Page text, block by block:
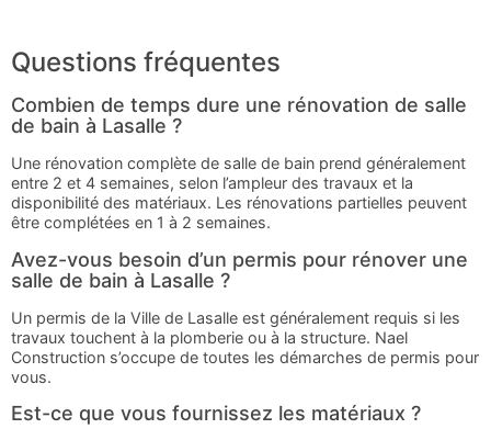
Questions fréquentes
Combien de temps dure une rénovation de salle
de bain à Lasalle ?
Une rénovation complète de salle de bain prend généralement
entre 2 et 4 semaines, selon l’ampleur des travaux et la
disponibilité des matériaux. Les rénovations partielles peuvent
être complétées en 1 à 2 semaines.
Avez-vous besoin d’un permis pour rénover une
salle de bain à Lasalle ?
Un permis de la Ville de Lasalle est généralement requis si les
travaux touchent à la plomberie ou à la structure. Nael
Construction s’occupe de toutes les démarches de permis pour
vous.
Est-ce que vous fournissez les matériaux ?